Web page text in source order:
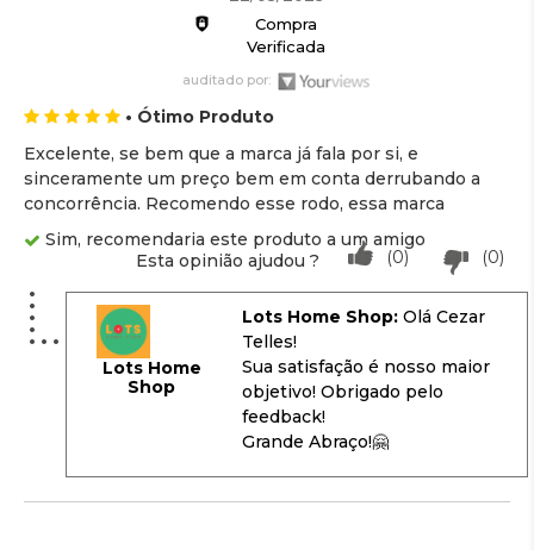
Compra
Verificada
auditado por:
• Ótimo Produto
Excelente, se bem que a marca já fala por si, e
sinceramente um preço bem em conta derrubando a
concorrência. Recomendo esse rodo, essa marca
Sim, recomendaria este produto a um amigo
(0)
(0)
Esta opinião ajudou ?
Lots Home
Shop
Lots Home Shop: Olá Cezar
Telles!
Sua satisfação é nosso maior
objetivo! Obrigado pelo
feedback!
Grande Abraço!🤗